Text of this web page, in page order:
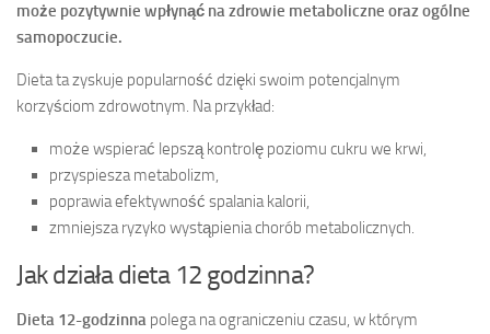
może pozytywnie wpłynąć na zdrowie metaboliczne oraz ogólne
samopoczucie.
Dieta ta zyskuje popularność dzięki swoim potencjalnym
korzyściom zdrowotnym. Na przykład:
może wspierać lepszą kontrolę poziomu cukru we krwi,
przyspiesza metabolizm,
poprawia efektywność spalania kalorii,
zmniejsza ryzyko wystąpienia chorób metabolicznych.
Jak działa dieta 12 godzinna?
Dieta 12-godzinna polega na ograniczeniu czasu, w którym